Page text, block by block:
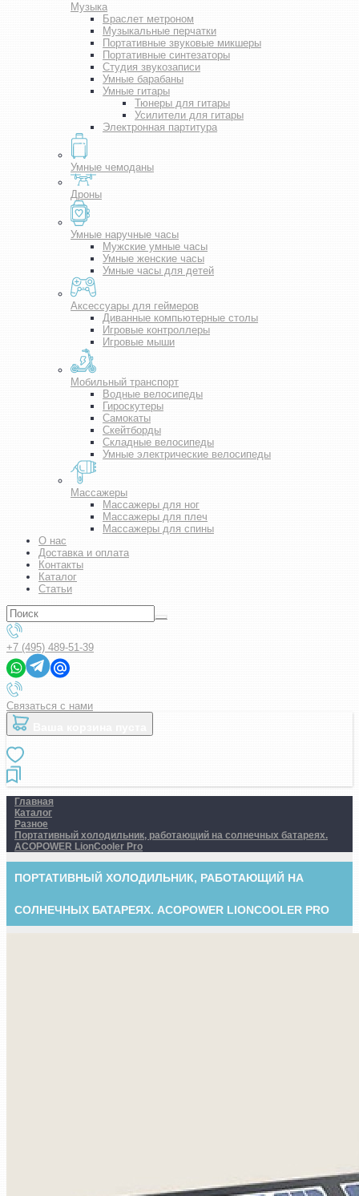
Музыка
Браслет метроном
Музыкальные перчатки
Портативные звуковые микшеры
Портативные синтезаторы
Студия звукозаписи
Умные барабаны
Умные гитары
Тюнеры для гитары
Усилители для гитары
Электронная партитура
Умные чемоданы
Дроны
Умные наручные часы
Мужские умные часы
Умные женские часы
Умные часы для детей
Аксессуары для геймеров
Диванные компьютерные столы
Игровые контроллеры
Игровые мыши
Мобильный транспорт
Водные велосипеды
Гироскутеры
Самокаты
Скейтборды
Складные велосипеды
Умные электрические велосипеды
Массажеры
Массажеры для ног
Массажеры для плеч
Массажеры для спины
О нас
Доставка и оплата
Контакты
Каталог
Статьи
+7 (495) 489-51-39
Связаться с нами
Главная
Каталог
Разное
Портативный холодильник, работающий на солнечных батареях.
ACOPOWER LionCooler Pro
ПОРТАТИВНЫЙ ХОЛОДИЛЬНИК, РАБОТАЮЩИЙ НА
СОЛНЕЧНЫХ БАТАРЕЯХ. ACOPOWER LIONCOOLER PRO